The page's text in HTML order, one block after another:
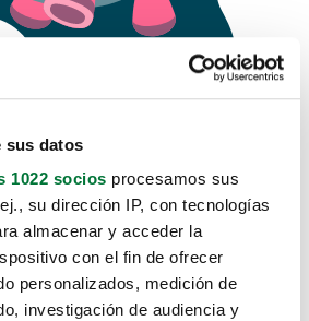
sus datos
1022 socios procesamos sus
su dirección IP, con tecnologías
almacenar y acceder la
con el fin de ofrecer
personalizados, medición de
investigación de audiencia y
no sabemos como
hasta aquí.